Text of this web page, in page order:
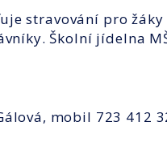
stravování pro
Školní jídelna
mobil 723 412